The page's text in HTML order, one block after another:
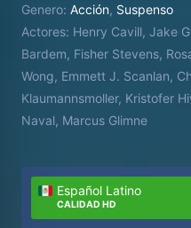
recuperarla en lo que
misión suicida. Lo que
imposible empeora aún
guerra total de
Genero: Acción, Suspenso
Actores: Henry Cavill, Jake
Bardem, Fisher Stevens,
Wong, Emmett J. Scanlan,
Klaumannsmoller, Kristofer
Naval, Marcus Glimne
Español Latino
CALIDAD HD